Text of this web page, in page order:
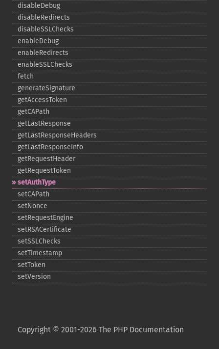
disableDebug
disableRedirects
disableSSLChecks
enableDebug
enableRedirects
enableSSLChecks
fetch
generateSignature
getAccessToken
getCAPath
getLastResponse
getLastResponseHeaders
getLastResponseInfo
getRequestHeader
getRequestToken
setAuthType
setCAPath
setNonce
setRequestEngine
setRSACertificate
setSSLChecks
setTimestamp
setToken
setVersion
Copyright © 2001-2026 The PHP Documentation